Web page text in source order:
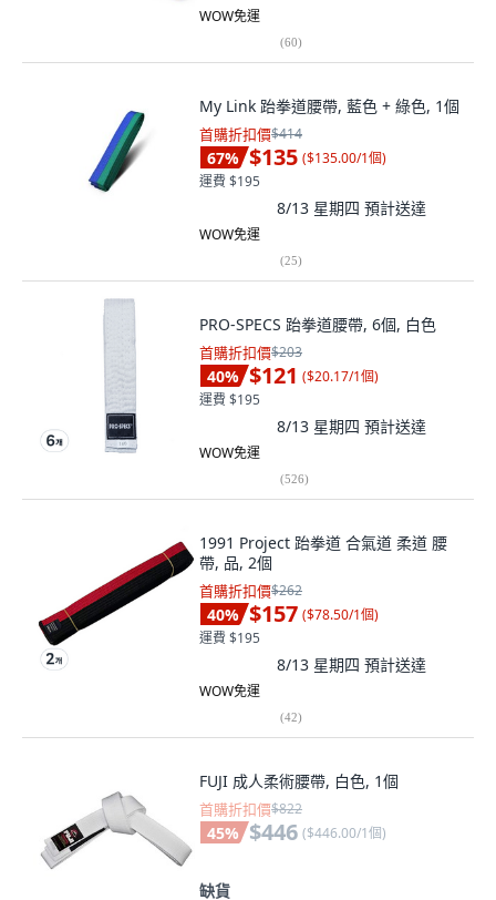
WOW免運
(60)
My Link 跆拳道腰帶, 藍色 + 綠色, 1個
首購折扣價$414
67% $135 ($135.00/1個)
運費 $195
8/13 星期四 預計送達
WOW免運
(25)
PRO-SPECS 跆拳道腰帶, 6個, 白色
首購折扣價$203
40% $121 ($20.17/1個)
運費 $195
8/13 星期四 預計送達
WOW免運
(526)
1991 Project 跆拳道 合氣道 柔道 腰
帶, 品, 2個
首購折扣價$262
40% $157 ($78.50/1個)
運費 $195
8/13 星期四 預計送達
WOW免運
(42)
FUJI 成人柔術腰帶, 白色, 1個
首購折扣價$822
45% $446 ($446.00/1個)
缺貨